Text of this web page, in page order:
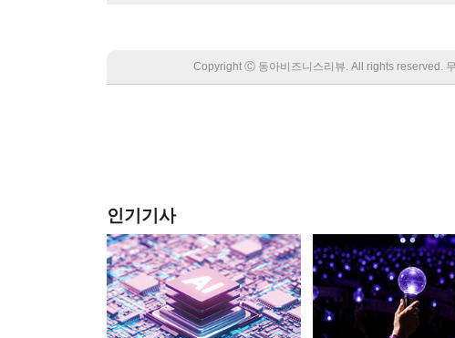
Copyright Ⓒ 동아비즈니스리뷰. All rights reserved.
인기기사